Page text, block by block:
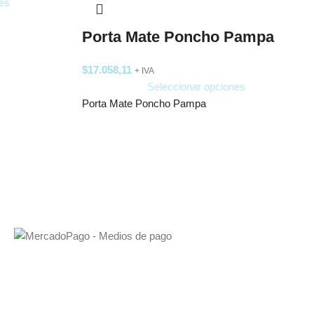
Porta Mate Poncho Pampa
$17.058,11 + IVA
Seleccionar opciones
Porta Mate Poncho Pampa